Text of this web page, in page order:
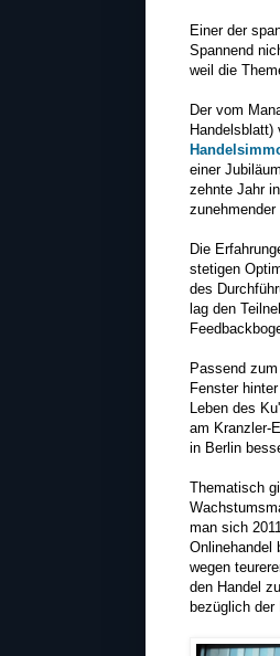
Einer der
Spannend
weil die
Der vom
Handelsblatt)
einer
zehnte Jahr
zunehmender
Die
stetigen
des
lag den
Passend
Fenster
Leben des
am Kranzler-
in Berlin
Thematisch
man sich
Onlinehandel
wegen
den Handel
bezüglich der